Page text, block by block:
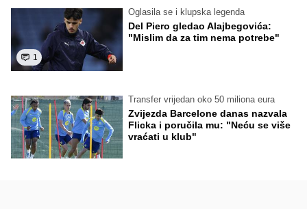
1
Oglasila se i klupska legenda
Del Piero gledao Alajbegovića:
"Mislim da za tim nema potrebe"
Transfer vrijedan oko 50 miliona eura
Zvijezda Barcelone danas nazvala
Flicka i poručila mu: "Neću se više
vraćati u klub"